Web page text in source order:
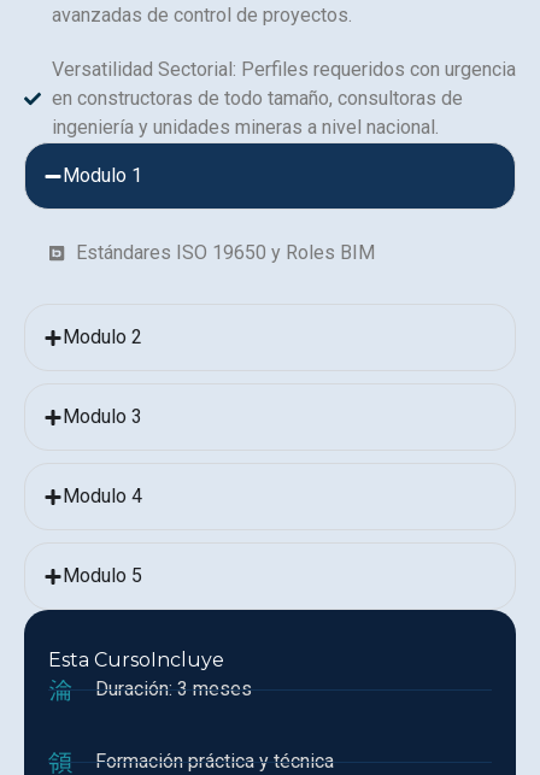
avanzadas de control de proyectos.
Versatilidad Sectorial: Perfiles requeridos con urgencia
en constructoras de todo tamaño, consultoras de
ingeniería y unidades mineras a nivel nacional.
Modulo 1
Estándares ISO 19650 y Roles BIM
Modulo 2
Modulo 3
Modulo 4
Modulo 5
Esta CursoIncluye
Duración: 3 meses
Formación práctica y técnica